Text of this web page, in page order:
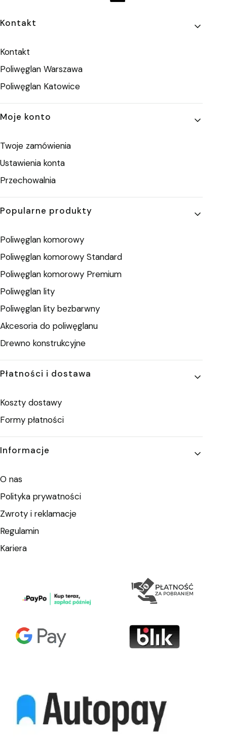
Linki w stopce
Kontakt
Kontakt
Poliwęglan Warszawa
Poliwęglan Katowice
Moje konto
Twoje zamówienia
Ustawienia konta
Przechowalnia
Popularne produkty
Poliwęglan komorowy
Poliwęglan komorowy Standard
Poliwęglan komorowy Premium
Poliwęglan lity
Poliwęglan lity bezbarwny
Akcesoria do poliwęglanu
Drewno konstrukcyjne
Płatności i dostawa
Koszty dostawy
Formy płatności
Informacje
O nas
Polityka prywatności
Zwroty i reklamacje
Regulamin
Kariera